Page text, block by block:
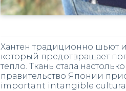
Хантен традиционно шьют
который предотвращает
тепло. Ткань стала
правительство Японии
important intangible